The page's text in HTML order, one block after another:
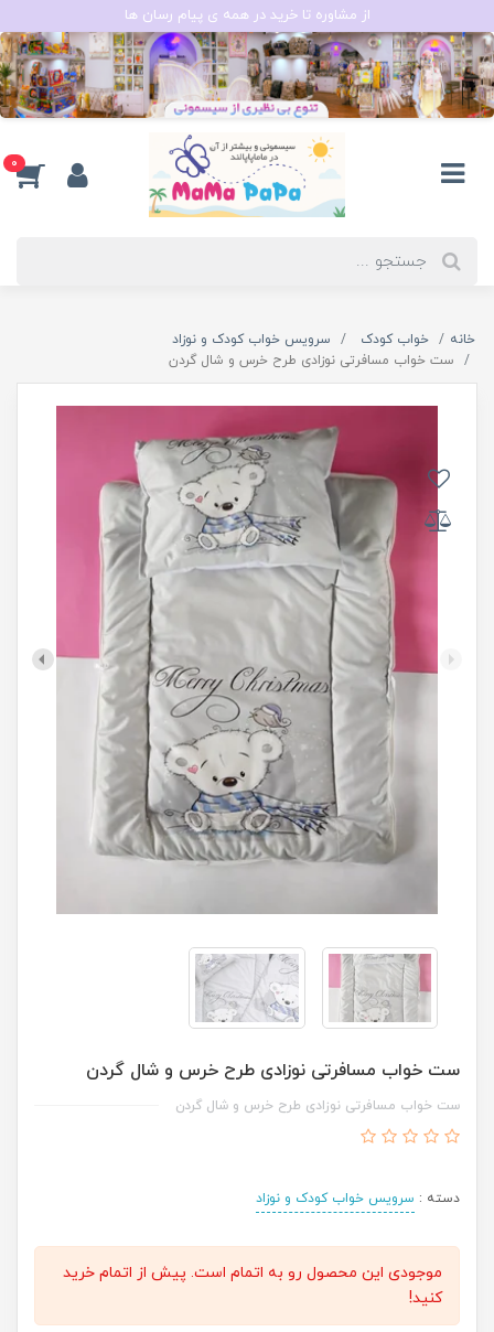
از مشاوره تا خرید در همه ی پیام رسان ها
0
خانه خواب کودک
سرویس خواب کودک و نوزاد
ست خواب مسافرتی نوزادی طرح خرس و شال گردن
ست خواب مسافرتی نوزادی طرح خرس و شال گردن
ست خواب مسافرتی نوزادی طرح خرس و شال گردن
دسته : سرویس خواب کودک و نوزاد
موجودی این محصول رو به اتمام است. پیش از اتمام خرید
کنید!